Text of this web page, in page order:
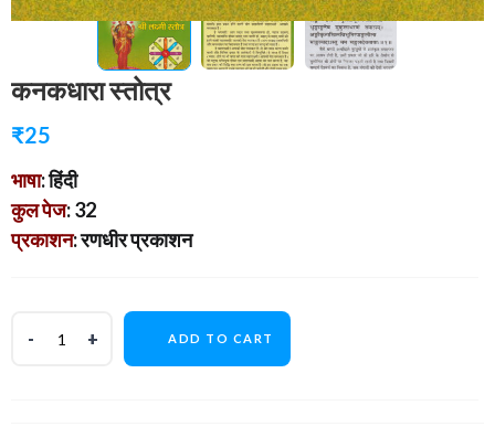
कनकधारा स्तोत्र
₹25
भाषा: हिंदी
कुल पेज: 32
प्रकाशन: रणधीर प्रकाशन
ADD TO CART